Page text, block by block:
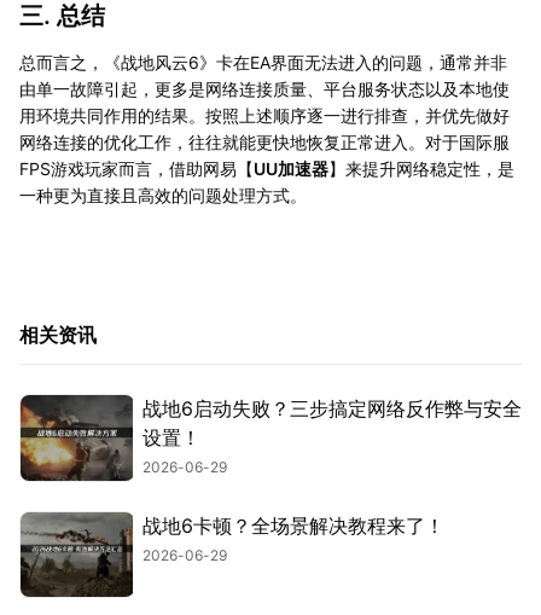
三. 总结
总而言之，《战地风云6》卡在EA界面无法进入的问题，通常并非
由单一故障引起，更多是网络连接质量、平台服务状态以及本地使
用环境共同作用的结果。按照上述顺序逐一进行排查，并优先做好
网络连接的优化工作，往往就能更快地恢复正常进入。对于国际服
FPS游戏玩家而言，借助网易【UU加速器】来提升网络稳定性，是
一种更为直接且高效的问题处理方式。
相关资讯
战地6启动失败？三步搞定网络反作弊与安全
设置！
2026-06-29
战地6卡顿？全场景解决教程来了！
2026-06-29